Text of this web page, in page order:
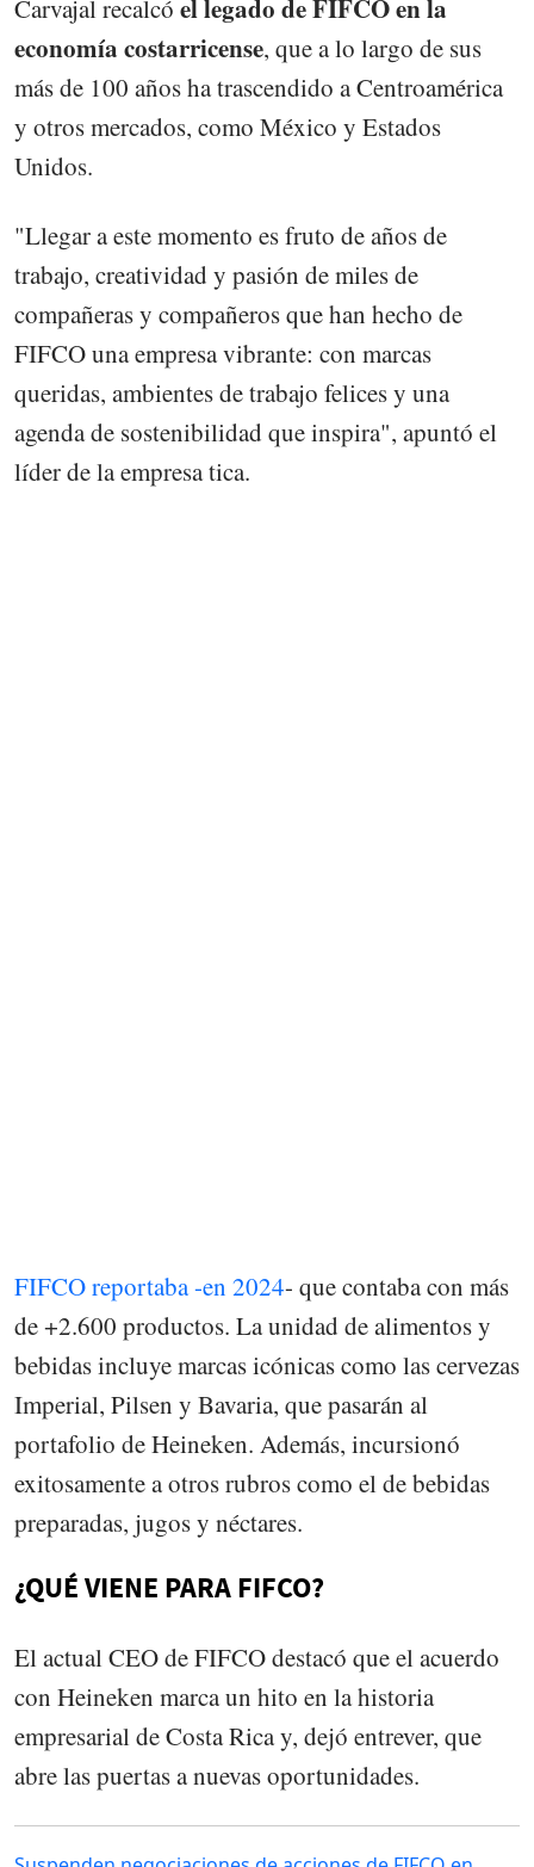
Carvajal recalcó el legado de FIFCO en la
economía costarricense, que a lo largo de sus
más de 100 años ha trascendido a Centroamérica
y otros mercados, como México y Estados
Unidos.
"Llegar a este momento es fruto de años de
trabajo, creatividad y pasión de miles de
compañeras y compañeros que han hecho de
FIFCO una empresa vibrante: con marcas
queridas, ambientes de trabajo felices y una
agenda de sostenibilidad que inspira", apuntó el
líder de la empresa tica.
FIFCO reportaba -en 2024- que contaba con más
de +2.600 productos. La unidad de alimentos y
bebidas incluye marcas icónicas como las cervezas
Imperial, Pilsen y Bavaria, que pasarán al
portafolio de Heineken. Además, incursionó
exitosamente a otros rubros como el de bebidas
preparadas, jugos y néctares.
¿QUÉ VIENE PARA FIFCO?
El actual CEO de FIFCO destacó que el acuerdo
con Heineken marca un hito en la historia
empresarial de Costa Rica y, dejó entrever, que
abre las puertas a nuevas oportunidades.